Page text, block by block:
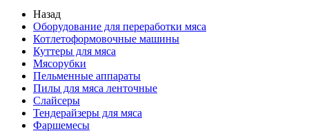
Назад
Оборудование для переработки мяса
Котлетоформовочные машины
Куттеры для мяса
Мясорубки
Пельменные аппараты
Пилы для мяса ленточные
Слайсеры
Тендерайзеры для мяса
Фаршемесы